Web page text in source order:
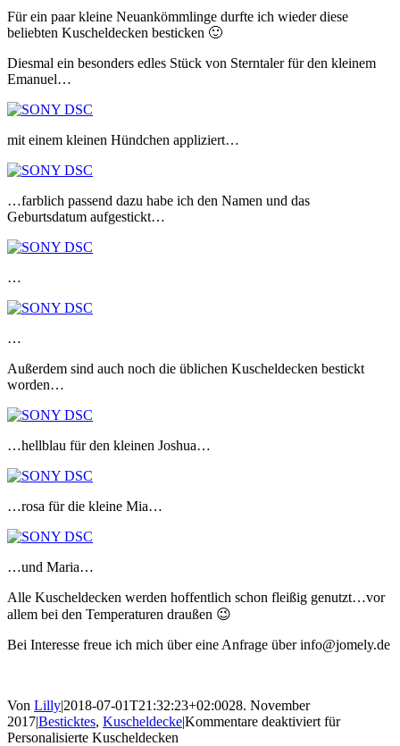
Für ein paar kleine Neuankömmlinge durfte ich wieder diese
beliebten Kuscheldecken besticken 🙂
Diesmal ein besonders edles Stück von Sterntaler für den kleinem
Emanuel…
mit einem kleinen Hündchen appliziert…
…farblich passend dazu habe ich den Namen und das
Geburtsdatum aufgestickt…
…
…
Außerdem sind auch noch die üblichen Kuscheldecken bestickt
worden…
…hellblau für den kleinen Joshua…
…rosa für die kleine Mia…
…und Maria…
Alle Kuscheldecken werden hoffentlich schon fleißig genutzt…vor
allem bei den Temperaturen draußen 😉
Bei Interesse freue ich mich über eine Anfrage über info@jomely.de
Von Lilly|2018-07-01T21:32:23+02:0028. November
2017|Besticktes, Kuscheldecke|Kommentare deaktiviert für
Personalisierte Kuscheldecken